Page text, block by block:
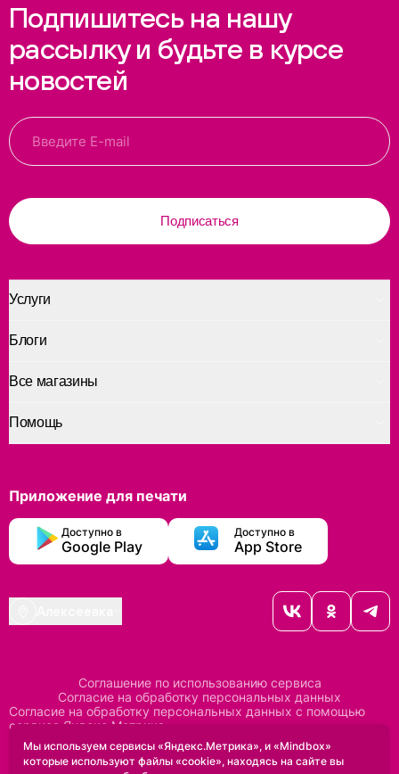
Подпишитесь на нашу
рассылку и будьте в курсе
новостей
Подписаться
Услуги
Помощь
Блоги
Все магазины
Приложение для печати
Доступно в
Google Play
Доступно в
App Store
Соглашение по использованию сервиса
Согласие на обработку персональных данных
Согласие на обработку персональных данных с помощью
сервиса Яндекс Метрика
Согласие на обработку персональных данных с помощью
сервиса Mindbox
Положение по обработке персональных данных
Мы используем сервисы «Яндекс.Метрика», и «Mindbox»
которые используют файлы «cookie», находясь на сайте вы